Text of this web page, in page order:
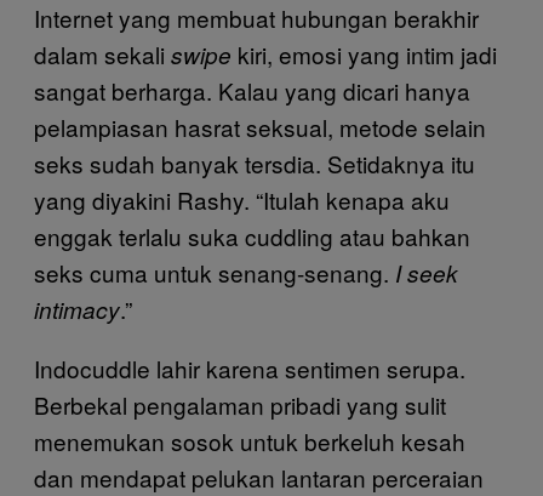
Internet yang membuat hubungan berakhir
dalam sekali swipe kiri, emosi yang intim jadi
sangat berharga. Kalau yang dicari hanya
pelampiasan hasrat seksual, metode selain
seks sudah banyak tersdia. Setidaknya itu
yang diyakini Rashy. “Itulah kenapa aku
enggak terlalu suka cuddling atau bahkan
seks cuma untuk senang-senang. I seek
intimacy.”
Indocuddle lahir karena sentimen serupa.
Berbekal pengalaman pribadi yang sulit
menemukan sosok untuk berkeluh kesah
dan mendapat pelukan lantaran perceraian